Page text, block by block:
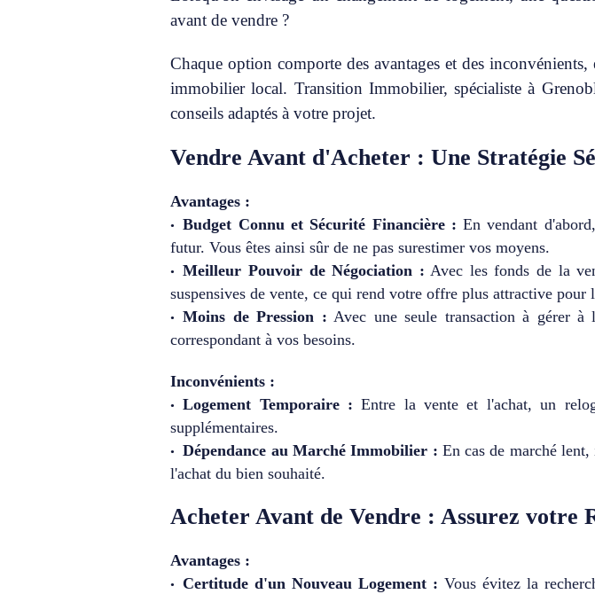
avant de vendre ?
Chaque option comporte des avantages et des
immobilier local. Transition Immobilier, spécialiste à
conseils adaptés à votre projet.
Vendre Avant d'Acheter : Une Stratégie
Avantages :
Budget Connu et Sécurité Financière : En vendant
futur. Vous êtes ainsi sûr de ne pas surestimer vos moyens.
Meilleur Pouvoir de Négociation : Avec les fonds de la
suspensives de vente, ce qui rend votre offre plus attractive pour
Moins de Pression : Avec une seule transaction à gérer
correspondant à vos besoins.
Inconvénients :
Logement Temporaire : Entre la vente et l'achat, un
supplémentaires.
Dépendance au Marché Immobilier : En cas de marché
l'achat du bien souhaité.
Acheter Avant de Vendre : Assurez votre
Avantages :
Certitude d'un Nouveau Logement : Vous évitez la